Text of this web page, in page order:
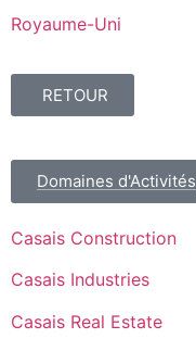
Royaume-Uni
RETOUR
Domaines d'Activités
Casais Construction
Casais Industries
Casais Real Estate